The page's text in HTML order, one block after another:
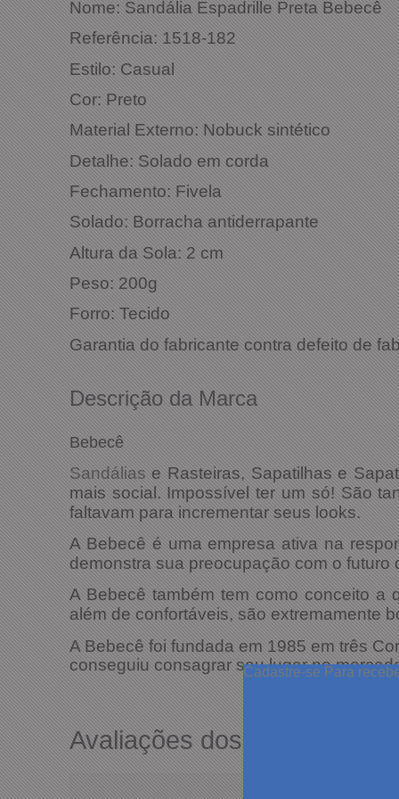
Cadastre-se Para
Nome: Sandália Espadrille Preta Bebecê
Referência: 1518-182
Estilo: Casual
Cor: Preto
Material Externo: Nobuck sintético
Detalhe: Solado em corda
Fechamento: Fivela
Solado: Borracha antiderrapante
Altura da Sola: 2 cm
Peso: 200g
Forro: Tecido
Garantia do fabricante contra defeito de
Descrição da Marca
Bebecê
Sandáliase Rasteiras, Sapatilhas e
mais social. Impossível ter um só! São
faltavam para incrementar seus looks.
A Bebecê é uma empresa ativa na
demonstra sua preocupação com o futuro
A Bebecê também tem como conceito a
além de confortáveis, são extremamente
A Bebecê foi fundada em 1985 em três
conseguiu consagrar seu lugar no
Avaliações dos Clientes